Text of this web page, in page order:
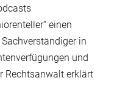
einen
in
und
Rechtsanwalt erklärt